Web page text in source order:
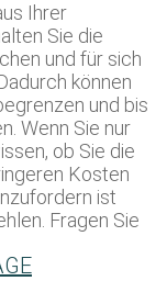
Ihrer
Sie die
und für sich
können
und bis
Wenn Sie nur
ob Sie die
Kosten
ist
Fragen Sie